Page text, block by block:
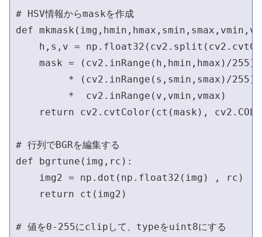
# HSV情報からmaskを作成
def
h,s,v =
mask = (cv2.inRange(h,hmin,hmax)/255)
* (cv2.inRange(s,smin,smax)/255)
         *  cv2.inRange(v,vmin,vmax)
return cv2.cvtColor(ct(mask),
# 行列でBGRを編集する
def bgrtune(img,rc):
    img2 = np.dot(np.float32(img) , rc)
    return ct(img2)
# 値を0-255にclipし